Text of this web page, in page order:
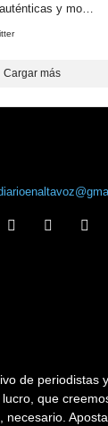
y mo…
Cargar más
de periodistas
que
necesario.